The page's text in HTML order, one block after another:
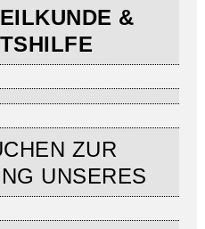
&
ZUR
UNSERES